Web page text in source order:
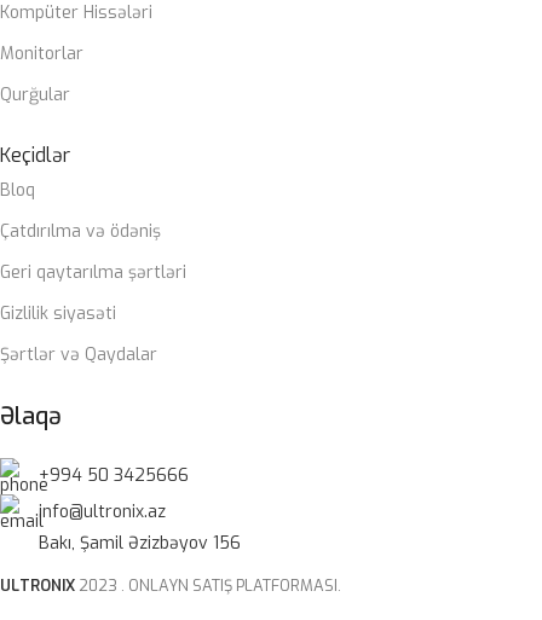
Kompüter Hissələri
Monitorlar
Qurğular
Keçidlər
Bloq
Çatdırılma və ödəniş
Geri qaytarılma şərtləri
Gizlilik siyasəti
Şərtlər və Qaydalar
Əlaqə
+994 50 3425666
info@ultronix.az
Bakı, Şamil Əzizbəyov 156
ULTRONIX 2023 . ONLAYN SATIŞ PLATFORMASI.